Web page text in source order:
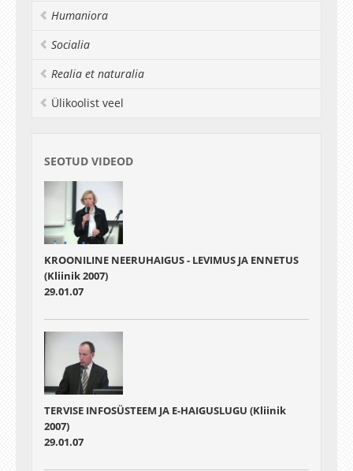
Humaniora
Socialia
Realia et naturalia
Ülikoolist veel
SEOTUD VIDEOD
KROONILINE NEERUHAIGUS - LEVIMUS JA ENNETUS
(Kliinik 2007)
29.01.07
TERVISE INFOSÜSTEEM JA E-HAIGUSLUGU (Kliinik
2007)
29.01.07